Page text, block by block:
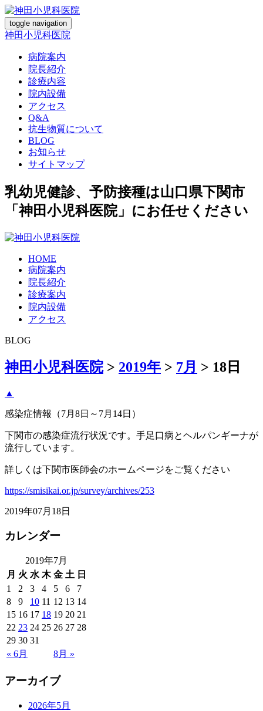
toggle navigation
神田小児科医院
病院案内
院長紹介
診療内容
院内設備
アクセス
Q&A
抗生物質について
BLOG
お知らせ
サイトマップ
乳幼児健診、予防接種は山口県下関市
「神田小児科医院」にお任せください
HOME
病院案内
院長紹介
診療案内
院内設備
アクセス
BLOG
神田小児科医院> 2019年 > 7月 > 18日
▲
感染症情報（7月8日～7月14日）
下関市の感染症流行状況です。手足口病とヘルパンギーナが
流行しています。
詳しくは下関市医師会のホームページをご覧ください
https://smisikai.or.jp/survey/archives/253
2019年07月18日
カレンダー
2019年7月
月 火 水 木 金 土 日
« 6月 8月 »
1 2 3 4 5 6
7
8
9 10 11 12 13 14
15 16 17 18 19 20 21
22 23 24 25 26 27 28
29 30 31
アーカイブ
2026年5月